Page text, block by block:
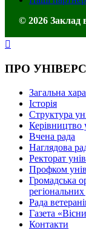
© 2026 Заклад
ПРО
Загальна
Історія
Структура
Керівництво
Вчена рада
Наглядова
Ректорат
Профком
Громадська
Рада
Газета
Контакти